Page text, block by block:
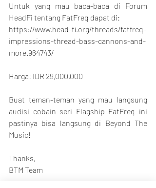
Untuk yang mau baca-baca di Forum
HeadFi tentang FatFreq dapat di:
https://www.head-fi.org/threads/fatfreq-
impressions-thread-bass-cannons-and-
more.964743/
Harga: IDR 29,000,000
Buat teman-teman yang mau langsung
audisi cobain seri Flagship FatFreq ini
pastinya bisa langsung di Beyond The
Music!
Thanks,
BTM Team